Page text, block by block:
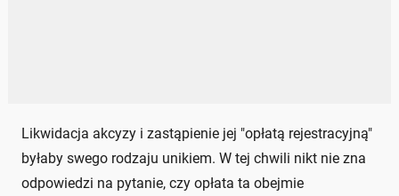
Likwidacja akcyzy i zastąpienie jej "opłatą rejestracyjną"
byłaby swego rodzaju unikiem. W tej chwili nikt nie zna
odpowiedzi na pytanie, czy opłata ta obejmie